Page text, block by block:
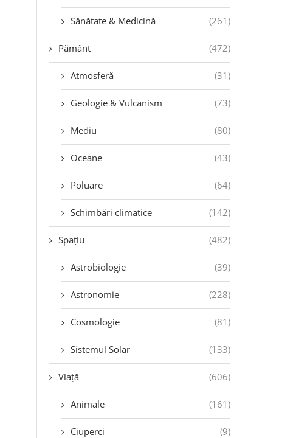
Sănătate & Medicină (261)
Pământ (472)
Atmosferă (31)
Geologie & Vulcanism (73)
Mediu (80)
Oceane (43)
Poluare (64)
Schimbări climatice (142)
Spațiu (482)
Astrobiologie (39)
Astronomie (228)
Cosmologie (81)
Sistemul Solar (133)
Viață (606)
Animale (161)
Ciuperci (9)